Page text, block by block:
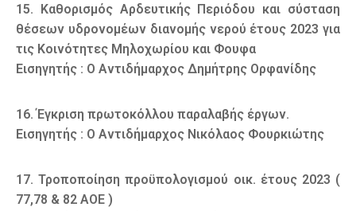
15. Καθορισμός Αρδευτικής Περιόδου και σύσταση
θέσεων υδρονομέων διανομής νερού έτους 2023 για
τις Κοινότητες Μηλοχωρίου και Φουφα
Εισηγητής : Ο Αντιδήμαρχος Δημήτρης Ορφανίδης
16. Έγκριση πρωτοκόλλου παραλαβής έργων.
Εισηγητής : Ο Αντιδήμαρχος Νικόλαος Φουρκιώτης
17. Τροποποίηση προϋπολογισμού οικ. έτους 2023 (
77,78 & 82 ΑΟΕ )